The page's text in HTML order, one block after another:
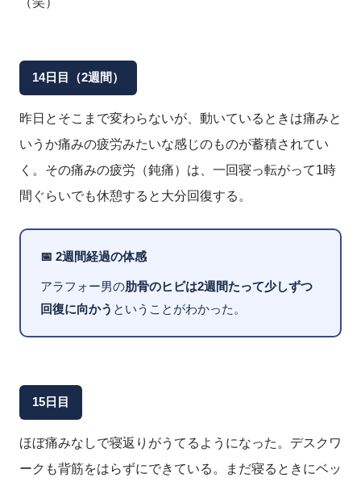
14日目（2週間）
昨日とそこまで変わらないが、動いているときは痛みと
いうか痛みの疲労みたいな感じのものが蓄積されてい
く。その痛みの疲労（鈍痛）は、一回寝っ転がって1時
間ぐらいでも休憩すると大分回復する。
📅 2週間経過の体感
アラフォー男の肋骨のヒビは2週間たって少しずつ
回復に向かう ということがわかった。
15日目
ほぼ痛みなしで寝返りがうてるようになった。デスクワ
ークも背筋をはらずにできている。まだ寝るときにベッ